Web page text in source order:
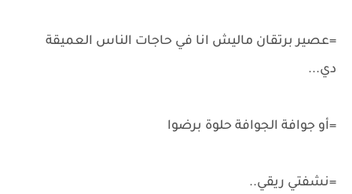
=عصير برتقان ماليش انا في حاجات الناس العميقة
دي...
=أو جوافة الجوافة حلوة برضوا
=نشفتي ريقي..